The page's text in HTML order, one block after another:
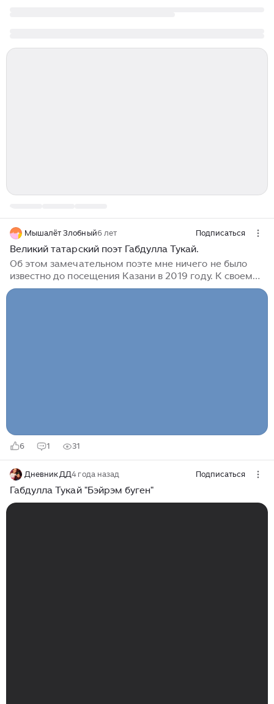
Мышалёт Злобный6 лет Подписаться
Великий татарский поэт Габдулла Тукай.
Об этом замечательном поэте мне ничего не было
известно до посещения Казани в 2019 году. К своему
стыду, я мало что знала о народной культуре
6 1 31
Дневник ДД4 года назад Подписаться
Габдулла Тукай "Бэйрэм буген"